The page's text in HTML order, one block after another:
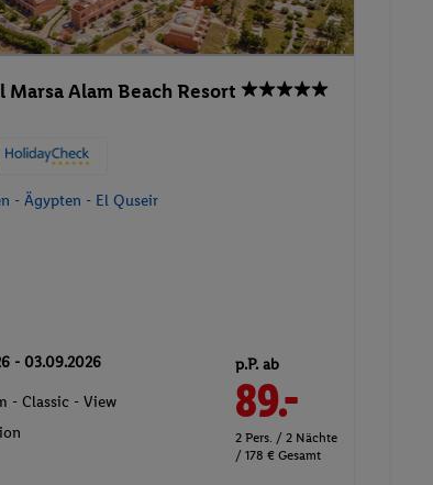
Marsa Alam Beach Resort
- Ägypten - El Quseir
- 03.09.2026
- Classic - View
p.P. ab
89.-
2 Pers. / 2 Nächte
/ 178 € Gesamt